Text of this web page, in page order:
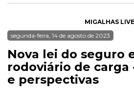
MIGALHAS LIVE
segunda-feira, 14 de agosto de 2023
Nova lei do seguro
rodoviário de carga
e perspectivas